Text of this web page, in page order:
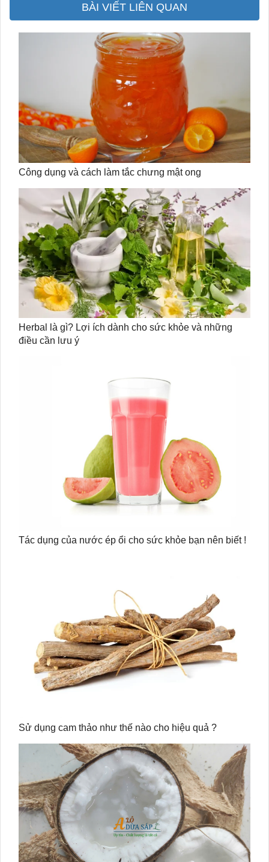
BÀI VIẾT LIÊN QUAN
Công dụng và cách làm tắc chưng mật ong
Herbal là gì? Lợi ích dành cho sức khỏe và những
điều cần lưu ý
Tác dụng của nước ép ổi cho sức khỏe bạn nên biết !
Sử dụng cam thảo như thế nào cho hiệu quả ?